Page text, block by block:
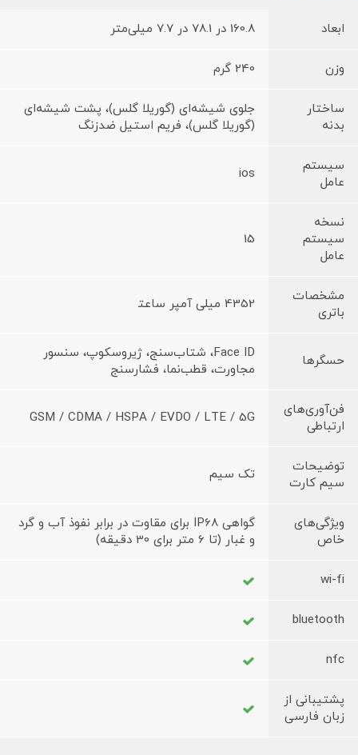
ابعاد 160.8 در 78.1 در 7.7 میلی‌متر
وزن 240 گرم
ساختار
بدنه
جلوی شیشه‌ای (گوریلا گلس)، پشت شیشه‌ای
(گوریلا گلس)، فریم استیل ضدزنگ
سیستم
عامل
ios
نسخه
سیستم
عامل
15
مشخصات
باتری
4352 میلی آمپر ساعت‍
حسگرها
Face ID، شتاب‌سنج، ژیروسکوپ، سنسور
مجاورت، قطب‌نما، فشارسنج
فن‌آوری‌های
ارتباطی
GSM / CDMA / HSPA / EVDO / LTE / 5G
توضیحات
سیم کارت
تک سیم
ویژگی‌های
خاص
گواهی IP68 برای مقاوت در برابر نفوذ آب و گرد
و غبار (تا 6 متر برای 30 دقیقه)
wi-fi
bluetooth
nfc
پشتیبانی از
زبان فارسی